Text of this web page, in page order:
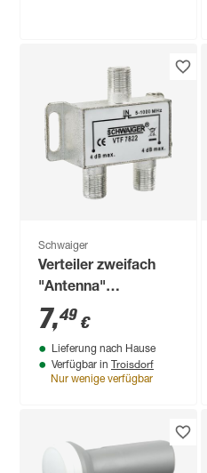
Schwaiger
Verteiler zweifach
"Antenna"
Professional
7,49 €
Lieferung nach Hause
Verfügbar in Troisdorf
Nur wenige verfügbar